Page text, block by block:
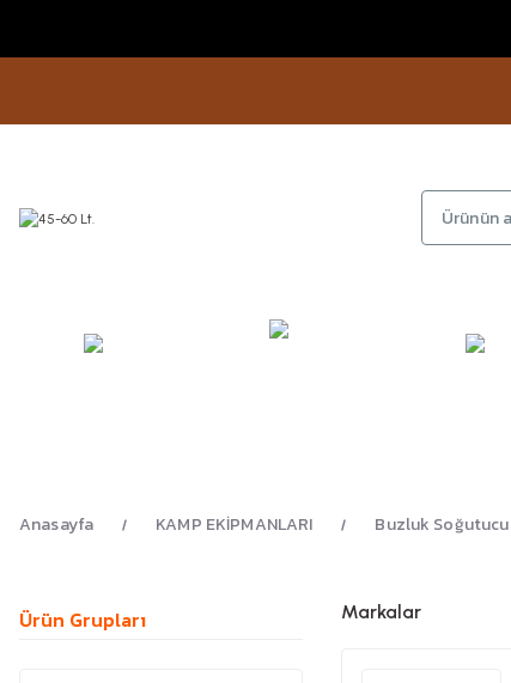
Anasayfa KAMP EKİPMANLARI Buzluk Soğutucu
Ürün Grupları Markalar